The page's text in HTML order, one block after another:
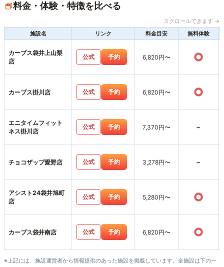
料金・体験・特徴を比べる
スクロールできます →
施設名
リンク 料金目安 無料体験
カーブス袋井上山梨
店
公式 予約 6,820円〜 ○
カーブス掛川店 公式 予約 6,820円〜 ○
エニタイムフィット
ネス掛川店
公式 予約 7,370円〜 -
チョコザップ愛野店 公式 予約 3,278円〜 -
アシスト24袋井旭町
店
公式 予約 5,280円〜 ○
カーブス袋井南店 公式 予約 6,820円〜 ○
※上記には、施設運営者から情報提供のあった施設を掲載しています。全施設は下の一